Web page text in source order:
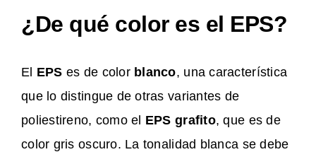
¿De qué color es el EPS?
El EPS es de color blanco, una característica
que lo distingue de otras variantes de
poliestireno, como el EPS grafito, que es de
color gris oscuro. La tonalidad blanca se debe